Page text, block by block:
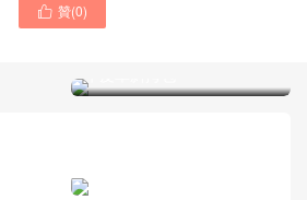
 贊(0)
M47139 LV女士手袋 老花經
牛皮革斜挎包